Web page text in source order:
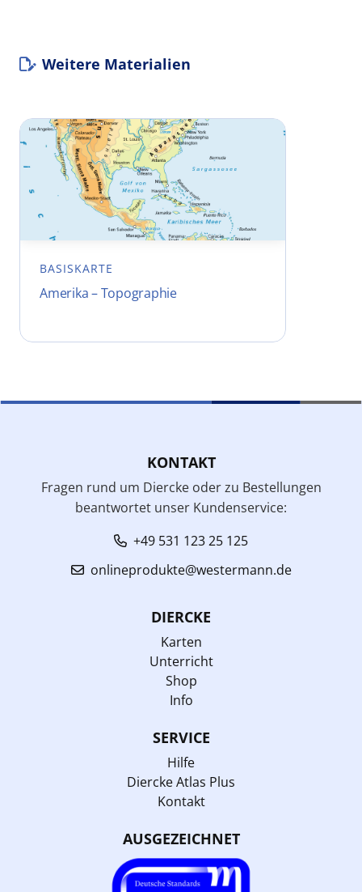
Weitere Materialien
BASISKARTE
Amerika – Topographie
KONTAKT
Fragen rund um Diercke oder zu Bestellungen
beantwortet unser Kundenservice:
+49 531 123 25 125
onlineprodukte@westermann.de
DIERCKE
Karten
Unterricht
Shop
Info
SERVICE
Hilfe
Diercke Atlas Plus
Kontakt
AUSGEZEICHNET